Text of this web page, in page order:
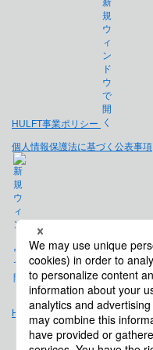
HULFT事業ポリシー
個人情報保護法に基づく公表事項
Hulft.com